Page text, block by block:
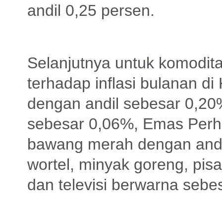
andil 0,25 persen.
Selanjutnya untuk
terhadap inflasi bulanan di
dengan andil sebesar
sebesar 0,06%, Emas
bawang merah dengan
wortel, minyak goreng,
dan televisi berwarna